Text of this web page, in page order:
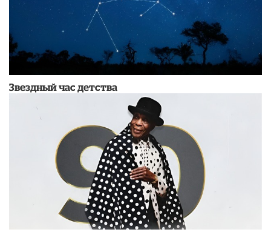
Звездный час детства